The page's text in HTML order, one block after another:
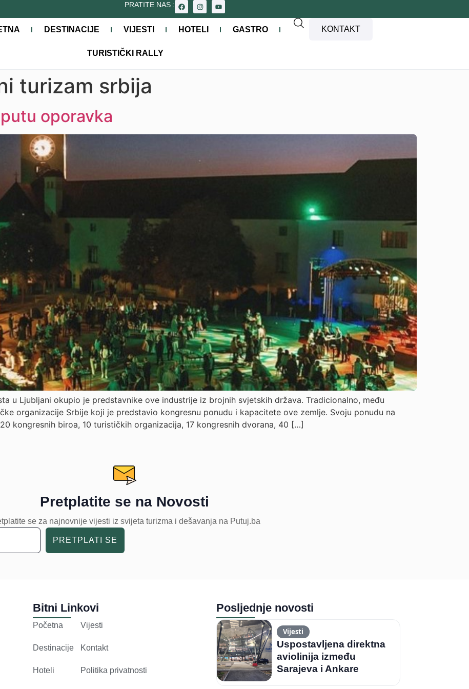
PRATITE NAS :
DESTINACIJE VIJESTI HOTELI GASTRO
TURISTIČKI RALLY
KONTAKT
turizam srbija
oporavka
u Ljubljani okupio je predstavnike ove industrije iz brojnih svjetskih država. Tradicionalno, među
organizacije Srbije koji je predstavio kongresnu ponudu i kapacitete ove zemlje. Svoju ponudu na
kongresnih biroa, 10 turističkih organizacija, 17 kongresnih dvorana, 40 […]
Pretplatite se na Novosti
se za najnovnije vijesti iz svijeta turizma i dešavanja na Putuj.ba
PRETPLATI SE
Bitni Linkovi
Početna
Destinacije
Hoteli
Vijesti
Kontakt
Politika privatnosti
Posljednje novosti
Vijesti
Uspostavljena direktna
aviolinija između
Sarajeva i Ankare